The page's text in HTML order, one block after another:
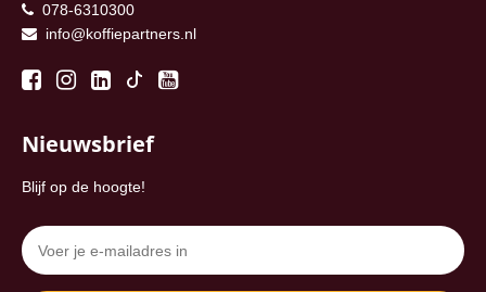
078-6310300
info@koffiepartners.nl
Nieuwsbrief
Blijf op de hoogte!